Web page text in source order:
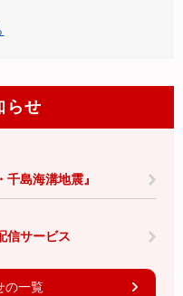
らせ
千島海溝地震』
信サービス
の一覧